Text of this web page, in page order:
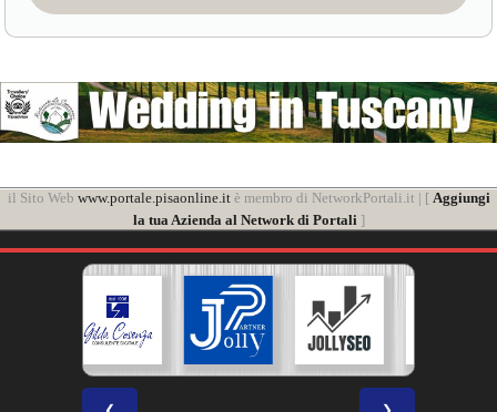
il Sito Web www.portale.pisaonline.itè membro di NetworkPortali.it | [ Aggiungi
la tua Azienda al Network di Portali]